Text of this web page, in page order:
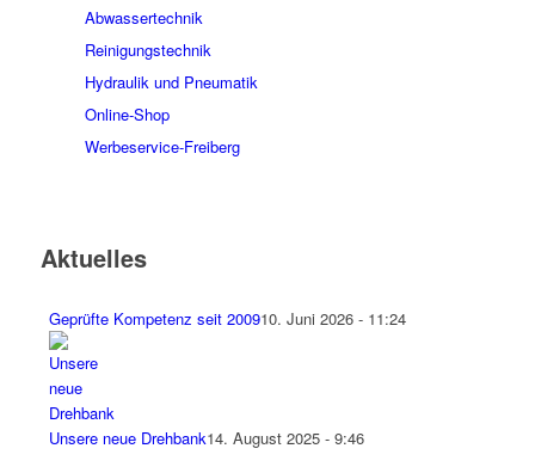
Abwassertechnik
Reinigungstechnik
Hydraulik und Pneumatik
Online-Shop
Werbeservice-Freiberg
Aktuelles
Geprüfte Kompetenz seit 200910. Juni 2026 - 11:24
Unsere neue Drehbank14. August 2025 - 9:46